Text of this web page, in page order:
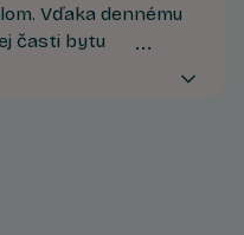
Vďaka dennému
časti bytu ponúka